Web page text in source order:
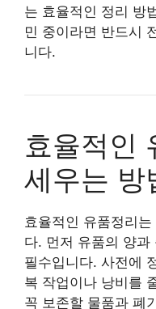
는 효율적인 정리 방
민 중이라면 반드시
니다.
효율적인
세우는 방
효율적인 유품정리
다. 먼저 유품의 양과
필수입니다. 사전에
복 작업이나 낭비를
꼭 보존할 물품과 폐